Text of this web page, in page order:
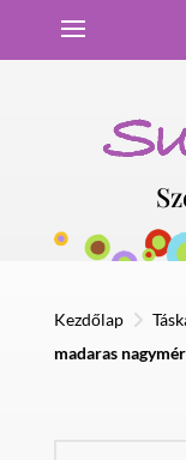
Kezdőlap >
madaras